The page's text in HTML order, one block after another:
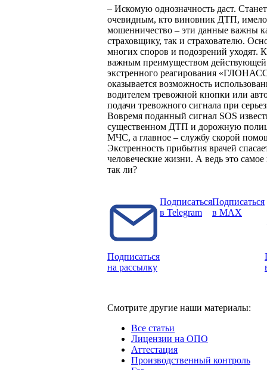
– Искомую однозначность даст. Станет
очевидным, кто виновник ДТП, имело
мошенничество – эти данные важны
страховщику, так и страхователю.
многих споров и подозрений уходят.
важным преимуществом
экстренного реагирования
оказывается возможность
водителем тревожной кнопки или
подачи тревожного сигнала при
Вовремя поданный сигнал SOS
существенном ДТП и дорожную
МЧС, а главное – службу скорой
Экстренность прибытия врачей
человеческие жизни. А ведь это самое
так ли?
Подписаться
на рассылку
Подписаться
в Telegram
Подписаться
в MAX
Смотрите другие наши материалы:
Все статьи
Лицензии на ОПО
Аттестация
Производственный контроль